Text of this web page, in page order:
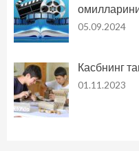
05.09.2024
Касбнинг
01.11.2023